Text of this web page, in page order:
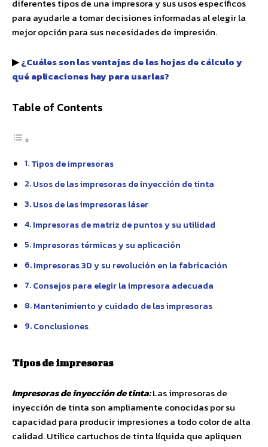
diferentes tipos de una impresora y sus usos específicos
para ayudarle a tomar decisiones informadas al elegir la
mejor opción para sus necesidades de impresión.
▶¿Cuáles son las ventajas de las hojas de cálculo y
qué aplicaciones hay para usarlas?
Table of Contents
Tipos de impresoras
Usos de las impresoras de inyección de tinta
Usos de las impresoras láser
Impresoras de matriz de puntos y su utilidad
Impresoras térmicas y su aplicación
Impresoras 3D y su revolución en la fabricación
Consejos para elegir la impresora adecuada
Mantenimiento y cuidado de las impresoras
Conclusiones
Tipos de impresoras
Impresoras de inyección de tinta:Las impresoras de
inyección de tinta son ampliamente conocidas por su
capacidad para producir impresiones a todo color de alta
calidad. Utilice cartuchos de tinta líquida que apliquen